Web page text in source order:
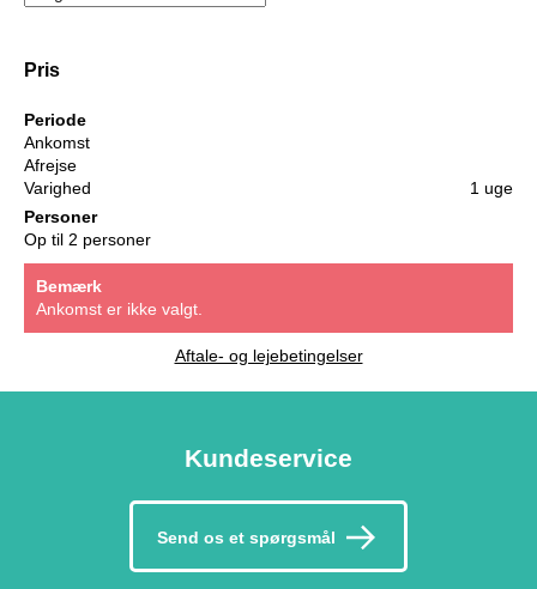
Pris
Periode
Ankomst
Afrejse
Varighed
1 uge
Personer
Op til 2 personer
Bemærk
Ankomst er ikke valgt.
Aftale- og lejebetingelser
Kundeservice
Send os et spørgsmål